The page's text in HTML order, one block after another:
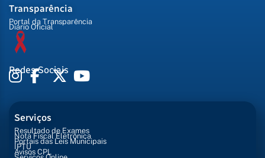
Transparência
Portal da Transparência
Diário Oficial
Redes Sociais
Serviços
Resultado de Exames
Nota Fiscal Eletrônica
Portais das Leis Municipais
IPTU
Avisos CPL